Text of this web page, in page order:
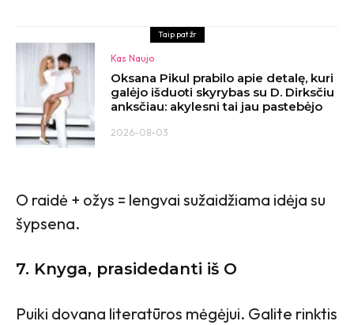
Taip pat žr
Kas Naujo
Oksana Pikul prabilo apie detalę, kuri
galėjo išduoti skyrybas su D. Dirksčiu
anksčiau: akylesni tai jau pastebėjo
2026-08-03
O raidė + ožys = lengvai sužaidžiama idėja su
šypsena.
7. Knyga, prasidedanti iš O
Puiki dovana literatūros mėgėjui. Galite rinktis